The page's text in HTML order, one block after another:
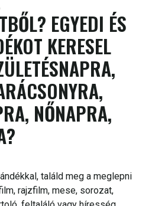
EGYEDI ÉS
KERESEL
NŐNAPRA,
találd meg a meglepni
rajzfilm, mese, sorozat,